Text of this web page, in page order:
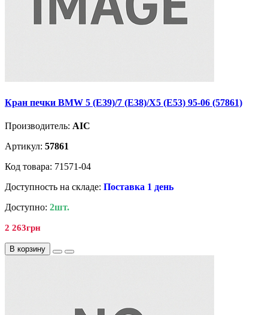
Кран печки BMW 5 (E39)/7 (E38)/X5 (E53) 95-06 (57861)
Производитель: AIC
Артикул: 57861
Код товара: 71571-04
Доступность на складе: Поставка 1 день
Доступно: 2шт.
2 263грн
В корзину